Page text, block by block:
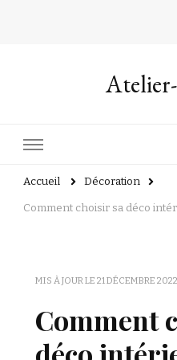
Accueil Décoration
Comment choisir sa déco
MIS À JOUR LE 21 DÉCEMBRE 2022
Comment